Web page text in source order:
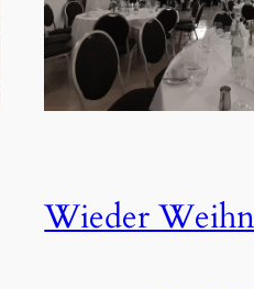
Wieder